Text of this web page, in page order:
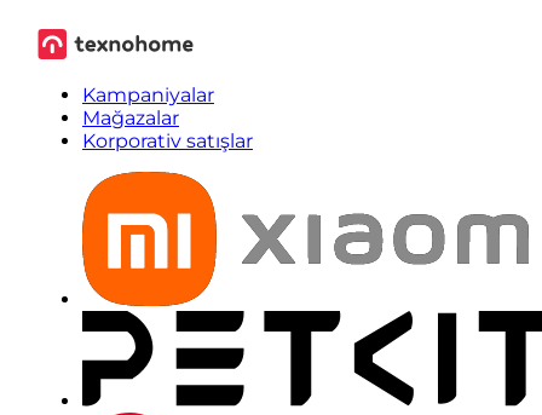
Kampaniyalar
Mağazalar
Korporativ satışlar